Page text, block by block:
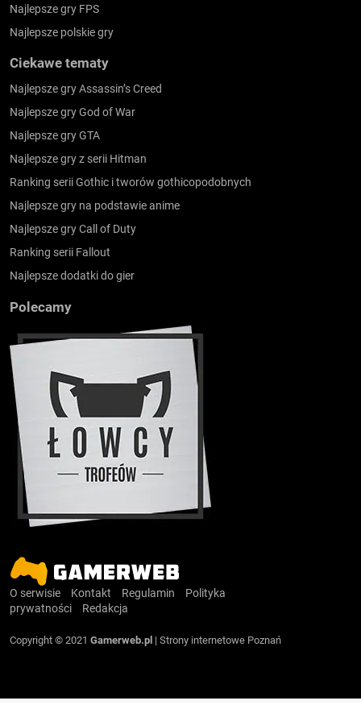
Najlepsze gry FPS
Najlepsze polskie gry
Ciekawe tematy
Najlepsze gry Assassin’s Creed
Najlepsze gry God of War
Najlepsze gry GTA
Najlepsze gry z serii Hitman
Ranking serii Gothic i tworów gothicopodobnych
Najlepsze gry na podstawie anime
Najlepsze gry Call of Duty
Ranking serii Fallout
Najlepsze dodatki do gier
Polecamy
O serwisie Kontakt Regulamin
Polityka
prywatności
Redakcja
Copyright © 2021 Gamerweb.pl | Strony internetowe Poznań